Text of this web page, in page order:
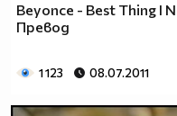
Beyonce - Best Thing I
Превод
1 123 08.07.2011